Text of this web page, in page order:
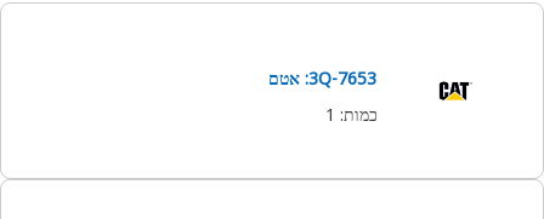
3Q-7653: אטם
כמות:
1